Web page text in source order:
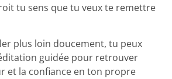
tu sens que tu veux te remettre
plus loin doucement, tu peux
guidée pour retrouver
et la confiance en ton propre